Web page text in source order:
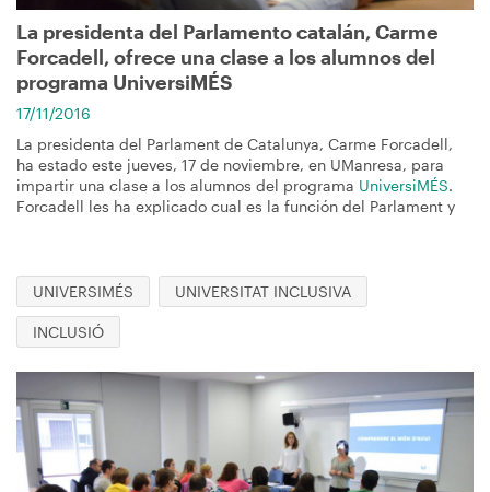
La presidenta del Parlamento catalán, Carme
Forcadell, ofrece una clase a los alumnos del
programa UniversiMÉS
17/11/2016
La presidenta del Parlament de Catalunya, Carme Forcadell,
ha estado este jueves, 17 de noviembre, en UManresa, para
impartir una clase a los alumnos del programa UniversiMÉS.
Forcadell les ha explicado cual es la función del Parlament y
UNIVERSIMÉS UNIVERSITAT INCLUSIVA
INCLUSIÓ
Imagen